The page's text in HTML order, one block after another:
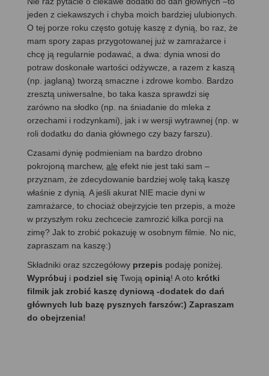
jeden z ciekawszych i chyba moich bardziej ulubionych.
O tej porze roku często gotuję kaszę z dynią, bo raz, że
mam spory zapas przygotowanej już w zamrażarce i
chcę ją regularnie podawać, a dwa: dynia wnosi do
potraw doskonałe wartości odżywcze, a razem z kaszą
(np. jaglaną) tworzą smaczne i zdrowe kombo. Bardzo
zresztą uniwersalne, bo taka kasza sprawdzi się
zarówno na słodko (np. na śniadanie do mleka z
orzechami i rodzynkami), jak i w wersji wytrawnej (np. w
roli dodatku do dania głównego czy bazy farszu).
Czasami dynię podmieniam na bardzo drobno
pokrojoną marchew, ale efekt nie jest taki sam –
przyznam, że zdecydowanie bardziej wolę taką kaszę
właśnie z dynią. A jeśli akurat NIE macie dyni w
zamrażarce, to chociaż obejrzyjcie ten przepis, a może
w przyszłym roku zechcecie zamrozić kilka porcji na
zimę? Jak to zrobić pokazuję w osobnym filmie. No nic,
zapraszam na kaszę:)
Składniki oraz szczegółowy przepis podaję poniżej.
Wypróbuj i podziel się Twoją opinią! A oto krótki
filmik jak zrobić kaszę dyniową -dodatek do dań
głównych lub bazę pysznych farszów:) Zapraszam
do obejrzenia!